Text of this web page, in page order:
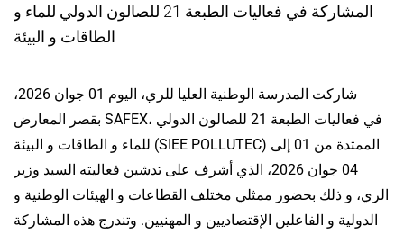
المشاركة في فعاليات الطبعة 21 للصالون الدولي للماء و
الطاقات و البيئة
شاركت المدرسة الوطنية العليا للري، اليوم 01 جوان 2026،
بقصر المعارض SAFEX، في فعاليات الطبعة 21 للصالون الدولي
للماء و الطاقات و البيئة (SIEE POLLUTEC) الممتدة من 01 إلى
04 جوان 2026، الذي أشرف على تدشين فعاليته السيد وزير
الري، و ذلك بحضور ممثلي مختلف القطاعات و الهيئات الوطنية و
الدولية و الفاعلين الإقتصاديين و المهنيين. وتندرج هذه المشاركة